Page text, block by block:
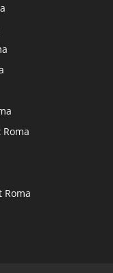
Roma